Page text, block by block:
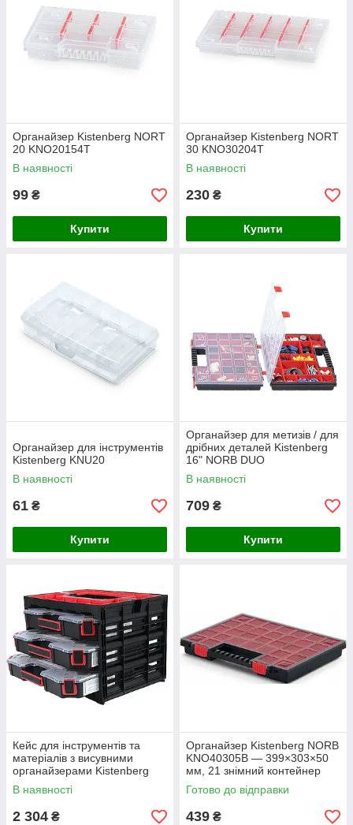
Органайзер Kistenberg NORT
20 KNO20154T
В наявності
99 ₴
Купити
Органайзер Kistenberg NORT
30 KNO30204T
В наявності
230 ₴
Купити
Органайзер для інструментів
Kistenberg KNU20
В наявності
61 ₴
Купити
Органайзер для метизів / для
дрібних деталей Kistenberg
16" NORB DUO
KNOS403010B
В наявності
709 ₴
Купити
Кейс для інструментів та
матеріалів з висувними
органайзерами Kistenberg
Tagercase 40, KTC40306B
В наявності
2 304 ₴
Органайзер Kistenberg NORB
KNO40305B — 399×303×50
мм, 21 знімний контейнер
KNO40305B
Готово до відправки
439 ₴